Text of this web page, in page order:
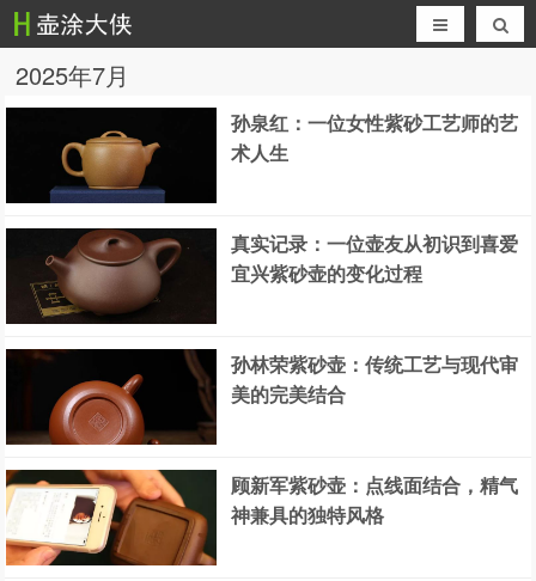
2025年7月
孙泉红：一位女性紫砂工艺师的艺
术人生
真实记录：一位壶友从初识到喜爱
宜兴紫砂壶的变化过程
孙林荣紫砂壶：传统工艺与现代审
美的完美结合
顾新军紫砂壶：点线面结合，精气
神兼具的独特风格